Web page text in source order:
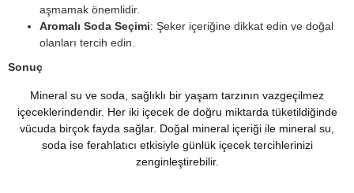
aşmamak önemlidir.
Aromalı Soda Seçimi: Şeker içeriğine dikkat edin ve doğal
olanları tercih edin.
Sonuç
Mineral su ve soda, sağlıklı bir yaşam tarzının vazgeçilmez
içeceklerindendir. Her iki içecek de doğru miktarda tüketildiğinde
vücuda birçok fayda sağlar. Doğal mineral içeriği ile mineral su,
soda ise ferahlatıcı etkisiyle günlük içecek tercihlerinizi
zenginleştirebilir.